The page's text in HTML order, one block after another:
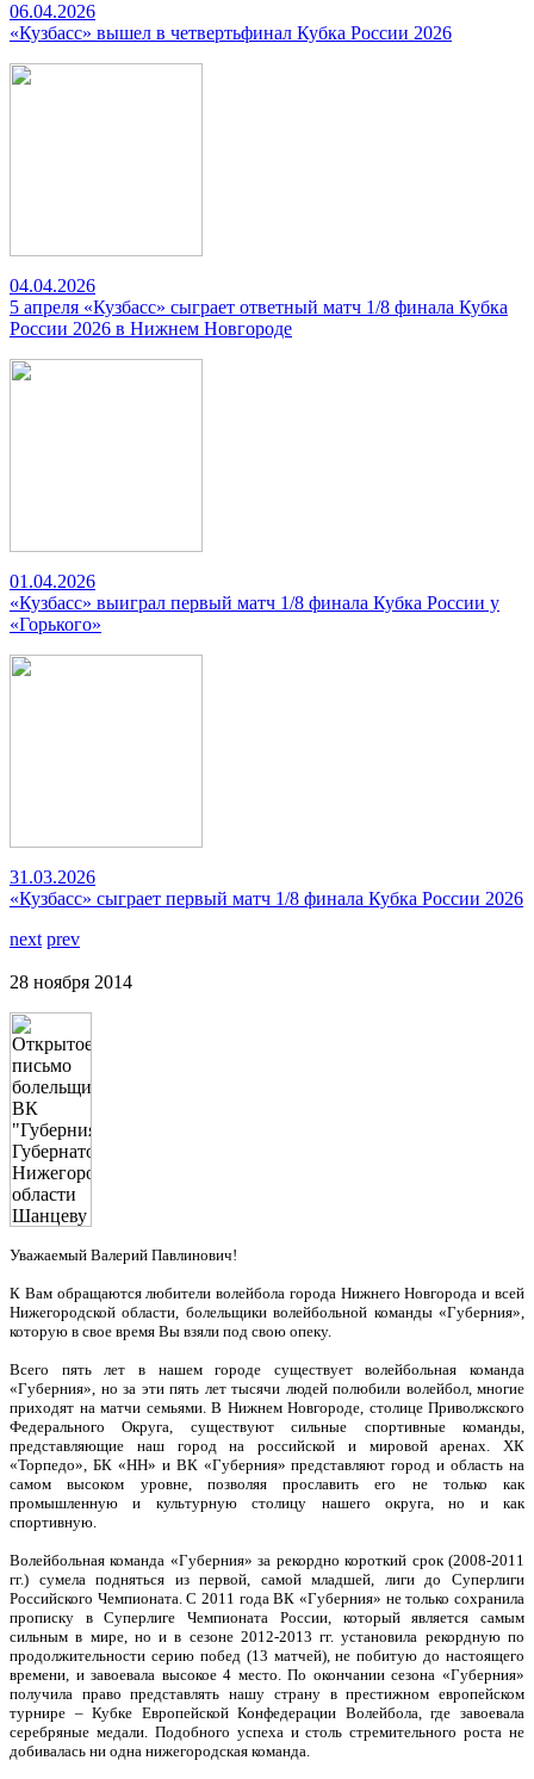
06.04.2026
«Кузбасс» вышел в четвертьфинал Кубка России 2026
04.04.2026
5 апреля «Кузбасс» сыграет ответный матч 1/8 финала Кубка
России 2026 в Нижнем Новгороде
01.04.2026
«Кузбасс» выиграл первый матч 1/8 финала Кубка России у
«Горького»
31.03.2026
«Кузбасс» сыграет первый матч 1/8 финала Кубка России 2026
next prev
28 ноября 2014
Уважаемый Валерий Павлинович!
К Вам обращаются любители волейбола города Нижнего Новгорода и всей
Нижегородской области, болельщики волейбольной команды «Губерния»,
которую в свое время Вы взяли под свою опеку.
Всего пять лет в нашем городе существует волейбольная команда
«Губерния», но за эти пять лет тысячи людей полюбили волейбол, многие
приходят на матчи семьями. В Нижнем Новгороде, столице Приволжского
Федерального Округа, существуют сильные спортивные команды,
представляющие наш город на российской и мировой аренах. ХК
«Торпедо», БК «НН» и ВК «Губерния» представляют город и область на
самом высоком уровне, позволяя прославить его не только как
промышленную и культурную столицу нашего округа, но и как
спортивную.
Волейбольная команда «Губерния» за рекордно короткий срок (2008-2011
гг.) сумела подняться из первой, самой младшей, лиги до Суперлиги
Российского Чемпионата. С 2011 года ВК «Губерния» не только сохранила
прописку в Суперлиге Чемпионата России, который является самым
сильным в мире, но и в сезоне 2012-2013 гг. установила рекордную по
продолжительности серию побед (13 матчей), не побитую до настоящего
времени, и завоевала высокое 4 место. По окончании сезона «Губерния»
получила право представлять нашу страну в престижном европейском
турнире – Кубке Европейской Конфедерации Волейбола, где завоевала
серебряные медали. Подобного успеха и столь стремительного роста не
добивалась ни одна нижегородская команда.